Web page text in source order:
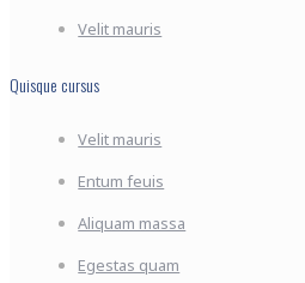
Velit mauris
Quisque cursus
Velit mauris
Entum feuis
Aliquam massa
Egestas quam